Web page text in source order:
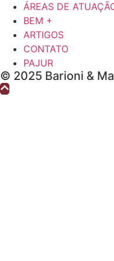
ÁREAS DE
BEM +
ARTIGOS
CONTATO
PAJUR
© 2025 Barioni &